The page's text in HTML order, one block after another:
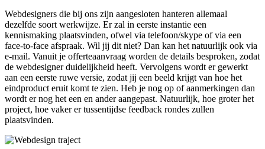
Webdesigners die bij ons zijn aangesloten hanteren allemaal
dezelfde soort werkwijze. Er zal in eerste instantie een
kennismaking plaatsvinden, ofwel via telefoon/skype of via een
face-to-face afspraak. Wil jij dit niet? Dan kan het natuurlijk ook via
e-mail. Vanuit je offerteaanvraag worden de details besproken, zodat
de webdesigner duidelijkheid heeft. Vervolgens wordt er gewerkt
aan een eerste ruwe versie, zodat jij een beeld krijgt van hoe het
eindproduct eruit komt te zien. Heb je nog op of aanmerkingen dan
wordt er nog het een en ander aangepast. Natuurlijk, hoe groter het
project, hoe vaker er tussentijdse feedback rondes zullen
plaatsvinden.